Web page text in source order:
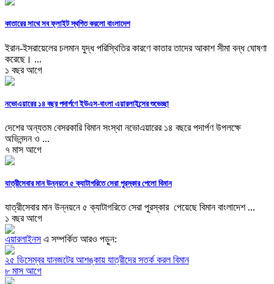
কাতারের সাথে সব ফ্লাইট স্থগিত করলো বাংলাদেশ
ইরান-ইসরায়েলের চলমান যুদ্ধ পরিস্থিতির কারণে কাতার তাদের আকাশ সীমা বন্ধ ঘোষণা
করেছে। ...
১ বছর আগে
নভোএয়ারের ১৪ বছর পদার্পণে ইউএস-বাংলা এয়ারলাইন্সের শুভেচ্ছা
দেশের অন্যতম বেসরকারি বিমান সংস্থা নভোএয়ারের ১৪ বছরে পদার্পণ উপলক্ষে
অভিনন্দন ও ...
৭ মাস আগে
যাত্রীসেবার মান উন্নয়নে ৫ ক্যাটাগরিতে সেরা পুরস্কার পেলো বিমান
যাত্রীসেবার মান উন্নয়নে ৫ ক্যাটাগরিতে সেরা পুরস্কার পেয়েছে বিমান বাংলাদেশ ...
১ বছর আগে
এয়ারলাইনসএ সম্পর্কিত আরও পড়ুন:
২৫ ডিসেম্বর যানজটের আশঙ্কায় যাত্রীদের সতর্ক করল বিমান
৮ মাস আগে